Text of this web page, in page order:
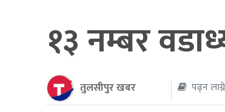
१३ नम्बर
तुलसीपुर खबर पढ्न